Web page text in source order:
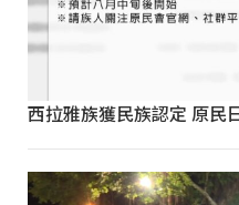
西拉雅族獲民族認定 原民